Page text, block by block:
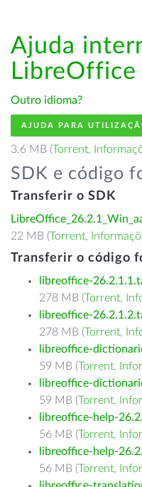
Ajuda
LibreOffice
Outro idioma?
AJUDA PARA
3.6 MB (Torrent,
SDK e código
Transferir o SDK
22 MB (Torrent,
Transferir o código
libreoffice-
278 MB (Torrent,
libreoffice-
278 MB (Torrent,
libreoffice-
59 MB (Torrent,
libreoffice-
59 MB (Torrent,
libreoffice-help-
56 MB (Torrent,
libreoffice-help-
56 MB (Torrent,